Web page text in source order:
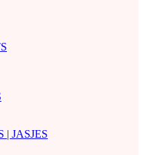
| JASJES